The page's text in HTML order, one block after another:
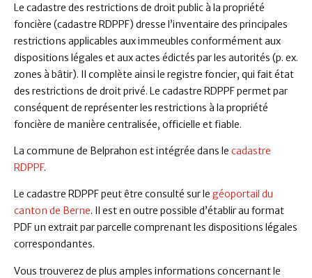
Le cadastre des restrictions de droit public à la propriété
foncière (cadastre RDPPF) dresse l’inventaire des principales
restrictions applicables aux immeubles conformément aux
dispositions légales et aux actes édictés par les autorités (p. ex.
zones à bâtir). Il complète ainsi le registre foncier, qui fait état
des restrictions de droit privé. Le cadastre RDPPF permet par
conséquent de représenter les restrictions à la propriété
foncière de manière centralisée, officielle et fiable.
La commune de Belprahon est intégrée dans le cadastre
RDPPF.
Le cadastre RDPPF peut être consulté sur le géoportail du
canton de Berne. Il est en outre possible d’établir au format
PDF un extrait par parcelle comprenant les dispositions légales
correspondantes.
Vous trouverez de plus amples informations concernant le